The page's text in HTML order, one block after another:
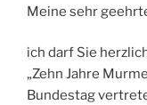
Meine sehr
ich darf Sie
„Zehn Jahre
Bundestag